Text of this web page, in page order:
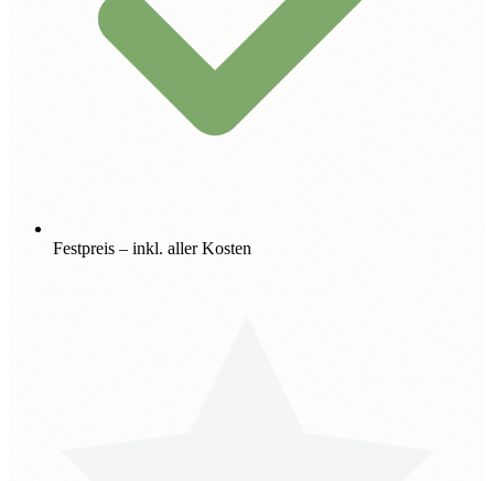
Festpreis – inkl. aller Kosten